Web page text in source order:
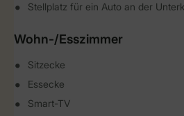
Stellplatz für ein Auto an der
Wohn-/Esszimmer
Sitzecke
Essecke
Smart-TV